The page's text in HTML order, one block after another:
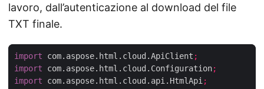
lavoro, dall’autenticazione al download del file
TXT finale.
import com.aspose.html.cloud.ApiClient ;
import com.aspose.html.cloud.Configuration;
import com.aspose.html.cloud.api.HtmlApi ;